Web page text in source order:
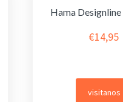
Hama
€14,95
visitanos